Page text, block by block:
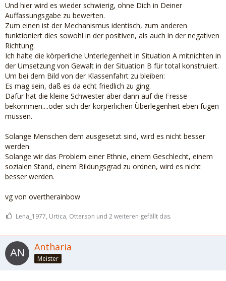
Und hier wird es wieder schwierig, ohne Dich in Deiner
Auffassungsgabe zu bewerten.
Zum einen ist der Mechanismus identisch, zum anderen
funktioniert dies sowohl in der positiven, als auch in der negativen
Richtung.
Ich halte die körperliche Unterlegenheit in Situation A mitnichten in
der Umsetzung von Gewalt in der Situation B für total konstruiert.
Um bei dem Bild von der Klassenfahrt zu bleiben:
Es mag sein, daß es da echt friedlich zu ging.
Dafür hat die kleine Schwester aber dann auf die Fresse
bekommen....oder sich der körperlichen Überlegenheit eben fügen
müssen.
Solange Menschen dem ausgesetzt sind, wird es nicht besser
werden.
Solange wir das Problem einer Ethnie, einem Geschlecht, einem
sozialen Stand, einem Bildungsgrad zu ordnen, wird es nicht
besser werden.
vg von overtherainbow
Lena_1977, Urtica, Otterson und 2 weiteren gefällt das.
Antharia
Meister